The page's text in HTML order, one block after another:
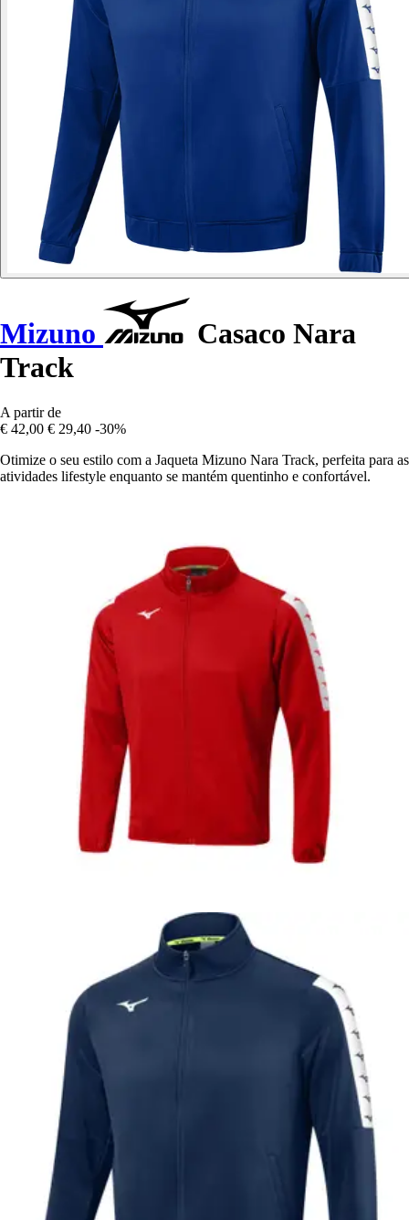
Mizuno
Casaco Nara
Track
A partir de
€ 42,00 € 29,40 -30%
Otimize o seu estilo com a Jaqueta Mizuno Nara Track, perfeita para as
atividades lifestyle enquanto se mantém quentinho e confortável.